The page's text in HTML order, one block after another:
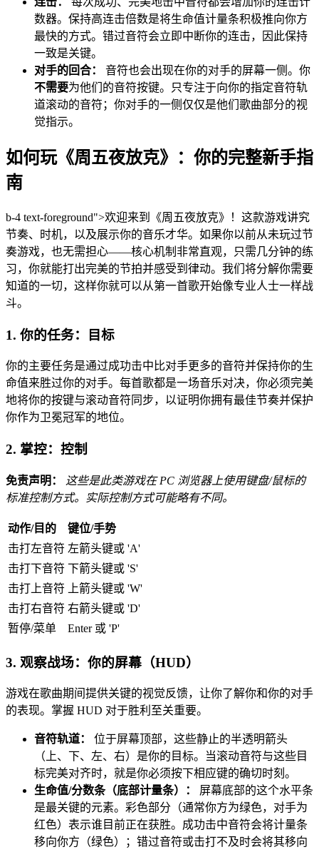
数器。保持高连击倍数是将生命值计量条积极推向你方
最快的方式。错过音符会立即中断你的连击，因此保持
一致是关键。
对手的回合：
音符也会出现在你的对手的屏幕一侧。你
不需要为他们的音符按键。只专注于向你的指定音符轨
道滚动的音符；你对手的一侧仅仅是他们歌曲部分的视
觉指示。
如何玩《周五夜放克》：你的完整新手指
南
b-4 text-foreground">欢迎来到《周五夜放克》！这款游戏讲究
节奏、时机，以及展示你的音乐才华。如果你以前从未玩过节
奏游戏，也无需担心——核心机制非常直观，只需几分钟的练
习，你就能打出完美的节拍并感受到律动。我们将分解你需要
知道的一切，这样你就可以从第一首歌开始像专业人士一样战
斗。
1. 你的任务：目标
你的主要任务是通过成功击中比对手更多的音符并保持你的生
命值来胜过你的对手。每首歌都是一场音乐对决，你必须完美
地将你的按键与滚动音符同步，以证明你拥有最佳节奏并保护
你作为卫冕冠军的地位。
2. 掌控：控制
免责声明：
这些是此类游戏在 PC 浏览器上使用键盘/鼠标的
标准控制方式。实际控制方式可能略有不同。
动作/目的
键位/手势
击打左音符 左箭头键或 'A'
击打下音符 下箭头键或 'S'
击打上音符
上箭头键或 'W'
击打右音符 右箭头键或 'D'
暂停/菜单
Enter 或 'P'
3. 观察战场：你的屏幕（HUD）
游戏在歌曲期间提供关键的视觉反馈，让你了解你和你的对手
的表现。掌握 HUD 对于胜利至关重要。
音符轨道：
位于屏幕顶部，这些静止的半透明箭头
（上、下、左、右）是你的目标。当滚动音符与这些目
标完美对齐时，就是你必须按下相应键的确切时刻。
生命值/分数条（底部计量条）：
屏幕底部的这个水平条
是最关键的元素。彩色部分（通常你方为绿色，对手为
红色）表示谁目前正在获胜。成功击中音符会将计量条
移向你方（绿色）；错过音符或击打不及时会将其移向